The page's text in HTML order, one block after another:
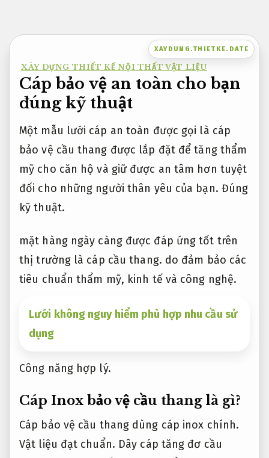
nội
dung
XAYDUNG.THIETKE.DATE
XÂY DỰNG THIẾT KẾ NỘI THẤT VẬT LIỆU
Cáp bảo vệ an toàn cho bạn
đúng kỹ thuật
Một mẫu lưới cáp an toàn được gọi là cáp
bảo vệ cầu thang được lắp đặt để tăng thẩm
mỹ cho căn hộ và giữ được an tâm hơn tuyệt
đối cho những người thân yêu của bạn. Đúng
kỹ thuật.
mặt hàng ngày càng được đáp ứng tốt trên
thị trường là cáp cầu thang. do đảm bảo các
tiêu chuẩn thẩm mỹ, kinh tế và công nghệ.
Lưới không nguy hiểm phù hợp nhu cầu sử
dụng
Công năng hợp lý.
Cáp Inox bảo vệ cầu thang là gì?
Cáp bảo vệ cầu thang dùng cáp inox chính.
Vật liệu đạt chuẩn. Dây cáp tăng đơ cầu